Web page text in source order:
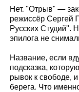
Нет. "Отрыв" —
режиссёр Сергей
Русских Студий".
эпилога не
Название, если
подсказка,
рывок к свободе,
берега. Что